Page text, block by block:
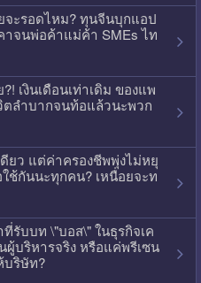
จะรอดไหม? ทุนจีนบุกแอป
จนพ่อค้าแม่ค้า SMEs ไท
เงินเดือนเท่าเดิม ของแพ
ลำบากจนท้อแล้วนะพวก
ดียว แต่ค่าครองชีพพุ่งไม่หยุ
ช้กันนะทุกคน? เหนื่อยจะท
รับบท \"บอส\" ในธุรกิจเค
ผู้บริหารจริง หรือแค่พรีเซน
บริษัท?